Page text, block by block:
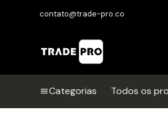
contato@trade-pro.co
Categorias Todos os